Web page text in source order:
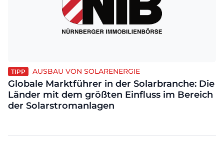
TIPP AUSBAU VON SOLARENERGIE
Globale Marktführer in der Solarbranche: Die
Länder mit dem größten Einfluss im Bereich
der Solarstromanlagen